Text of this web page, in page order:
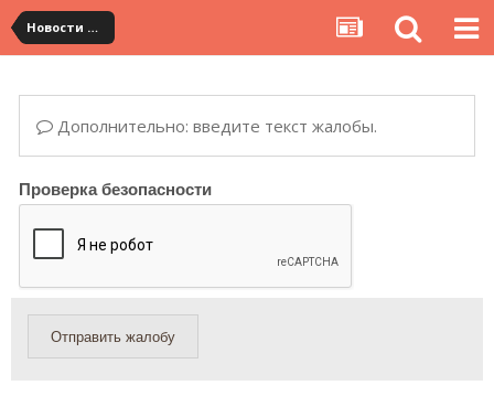
Новости сервиса
Дополнительно: введите текст жалобы.
Проверка безопасности
Отправить жалобу